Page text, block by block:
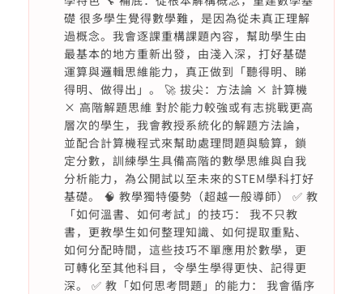
礎 很多學生覺得數學難，是因為從未真正理解
過概念。我會逐課重構課題內容，幫助學生由
最基本的地方重新出發，由淺入深，打好基礎
運算與邏輯思維能力，真正做到「聽得明、睇
得明、做得出」。 🚀 拔尖：方法論 × 計算機
× 高階解題思維 對於能力較強或有志挑戰更高
層次的學生，我會教授系統化的解題方法論，
並配合計算機程式來幫助處理問題與驗算，鎖
定分數，訓練學生具備高階的數學思維與自我
分析能力，為公開試以至未來的STEM學科打好
基礎。 🧠 教學獨特優勢（超越一般導師） ✅ 教
「如何溫書、如何考試」的技巧： 我不只教
書，更教學生如何整理知識、如何提取重點、
如何分配時間，這些技巧不單應用於數學，更
可轉化至其他科目，令學生學得更快、記得更
深。 ✅ 教「如何思考問題」的能力： 我會循序